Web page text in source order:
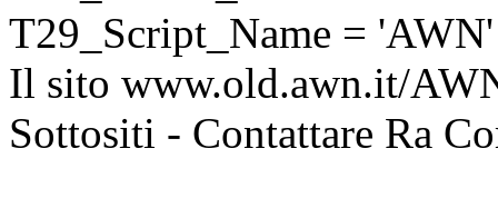
T29_Script_Name = 'AWN'
Il sito www.old.awn.it/
Sottositi - Contattare Ra